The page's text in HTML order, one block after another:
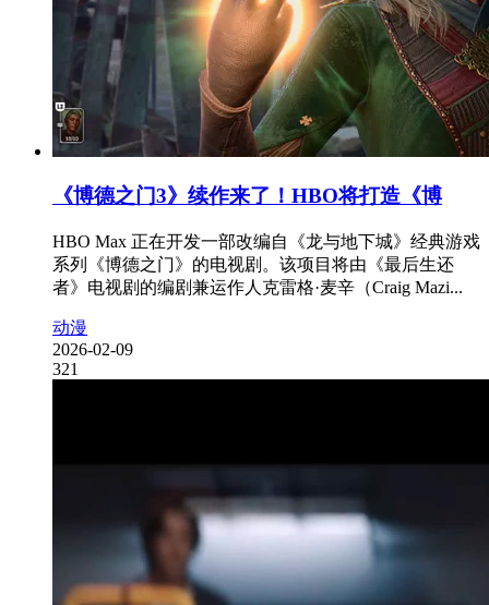
《博德之门3》续作来了！HBO将打造《博
HBO Max 正在开发一部改编自《龙与地下城》经典游戏
系列《博德之门》的电视剧。该项目将由《最后生还
者》电视剧的编剧兼运作人克雷格·麦辛（Craig Mazi...
动漫
2026-02-09
321